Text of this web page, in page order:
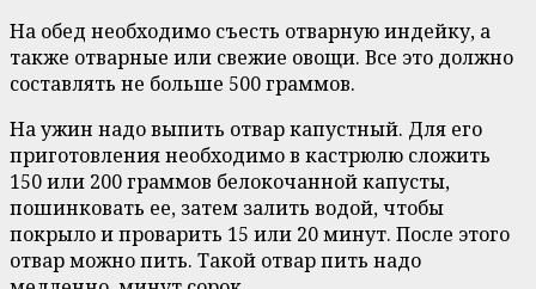
На обед необходимо съесть отварную индейку, а
также отварные или свежие овощи. Все это должно
составлять не больше 500 граммов.
На ужин надо выпить отвар капустный. Для его
приготовления необходимо в кастрюлю сложить
150 или 200 граммов белокочанной капусты,
пошинковать ее, затем залить водой, чтобы
покрыло и проварить 15 или 20 минут. После этого
отвар можно пить. Такой отвар пить надо